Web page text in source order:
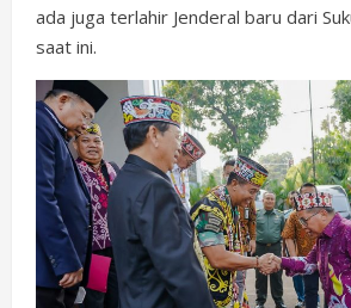
ada juga terlahir Jenderal baru dari
saat ini.